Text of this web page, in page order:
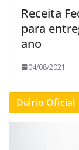
Receita
para
ano
04/08/2021
Diário Oficial